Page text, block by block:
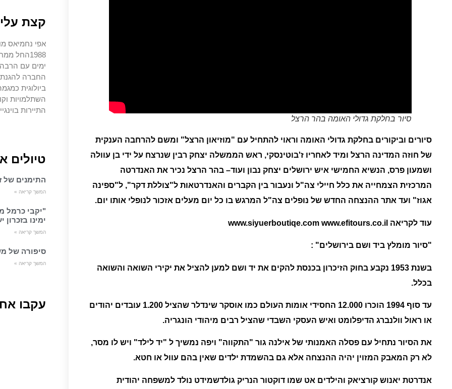
סיור בחלקת גדולי האומה בהר הרצל
סיורים וביקורים בחלקת גדולי האומה וראוי להתחיל עם "מוזיאון הרצל" ומשם להרחבה הענקית
של חוזה המדינה הרצל ומיד לאחריו ז'בוטינסקי, ראש הממשלה יצחק רבין שנרצח על ידי בן עוולה
ושמעון פרס, הנשיא החמישי איש ירושלים יצחק נבון ועוד– בהר הרצל נכיר את האנדרטה
המרכזית הצמחייה את כלל חיילי צה"ל ונעבור בין הקברים והאנדרטאות ל"צוללת דקר", ל"ספינה
אגוז" ועד אתר ההנצחה החדש של נופלים צה"ל המרגש בו כל יום מעלים אזכור לנופלי אותו יום.
עוד לקריאה www.siyuerboutiqe.com www.efitours.co.il
"סיור מומלץ ביד ושם בירושלים" :
בשנת 1953 נקבע בחוק הזיכרון בכנסת להקים את יד ושם למען להציל את יקירי השואה והשואה
בכלל.
עד סוף 1994 הוכרו 12.000 החסידי אומות העולם כמו אוסקר שינדלר שהציל 1.200 עובדים יהודים
או ראול וולנברג הדיפלומט ואיש העסקי השבדי שהציל רבים מיהודי הונגריה.
את הסיור נתחיל עם פסלה האמנותי של אילנה גור "התקווה" ויפה נמשיך ל "יד לילד" ויש לו מסר,
לא רק המאבק המזוין יהיה ההנצחה אלא גם בהשמדת ילדים שאין בהם עוול או חטא.
אנדרטת יאנוש קורציאק והילדים אט שמו דוקטור הנריק גולדשמידט נולד למשפחה יהודית
קצת
אפי נחמיאס
1988החל
ימים עם הרבה
החברה
ביולוגית
השתלמויות
התיירות
טיולים
התימנים של
המשך קריאה »
"יקבי כרמל
ימינו בזכרון
המשך קריאה »
סיפורה של
המשך קריאה »
עקבו